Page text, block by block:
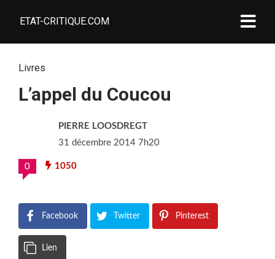
ETAT-CRITIQUE.COM
Livres
L’appel du Coucou
PIERRE LOOSDREGT
31 décembre 2014 7h20
0 1050
Facebook Twitter Pinterest
Lien